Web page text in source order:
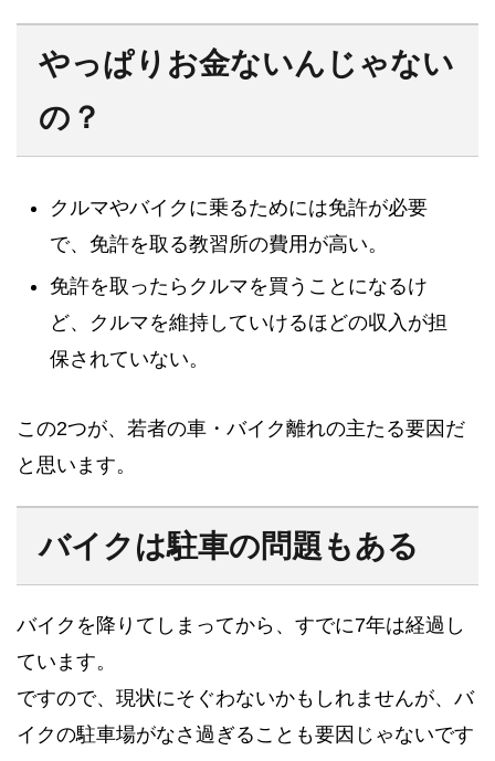
やっぱりお金ないんじゃない
の？
クルマやバイクに乗るためには免許が必要
で、免許を取る教習所の費用が高い。
免許を取ったらクルマを買うことになるけ
ど、クルマを維持していけるほどの収入が担
保されていない。
この2つが、若者の車・バイク離れの主たる要因だ
と思います。
バイクは駐車の問題もある
バイクを降りてしまってから、すでに7年は経過し
ています。
ですので、現状にそぐわないかもしれませんが、バ
イクの駐車場がなさ過ぎることも要因じゃないです